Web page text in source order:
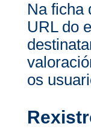
Na ficha
URL do
os